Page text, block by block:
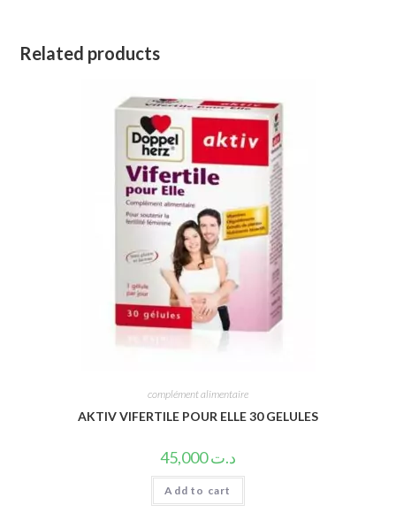
Related products
complément alimentaire
AKTIV VIFERTILE POUR ELLE 30 GELULES
د.ت45,000
Add to cart